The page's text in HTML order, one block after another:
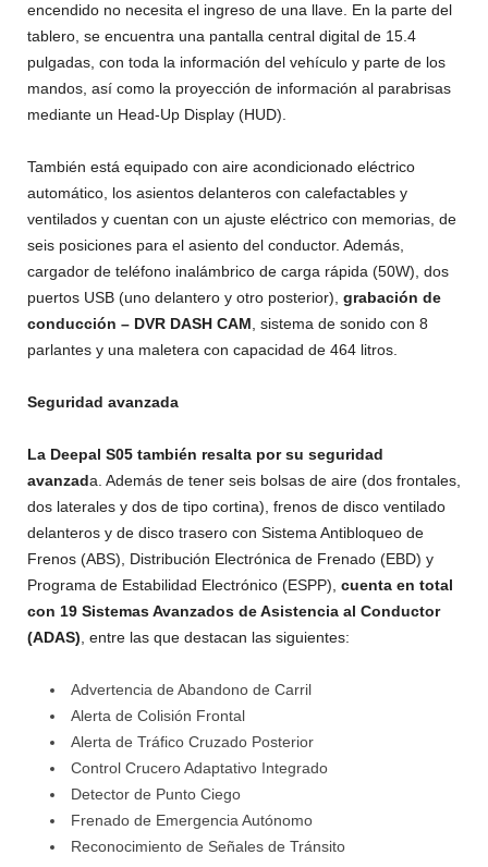
encendido no necesita el ingreso de una llave. En la parte del
tablero, se encuentra una pantalla central digital de 15.4
pulgadas, con toda la información del vehículo y parte de los
mandos, así como la proyección de información al parabrisas
mediante un Head-Up Display (HUD).
También está equipado con aire acondicionado eléctrico
automático, los asientos delanteros con calefactables y
ventilados y cuentan con un ajuste eléctrico con memorias, de
seis posiciones para el asiento del conductor. Además,
cargador de teléfono inalámbrico de carga rápida (50W), dos
puertos USB (uno delantero y otro posterior), grabación de
conducción – DVR DASH CAM, sistema de sonido con 8
parlantes y una maletera con capacidad de 464 litros.
Seguridad avanzada
La Deepal S05 también resalta por su seguridad
avanzada. Además de tener seis bolsas de aire (dos frontales,
dos laterales y dos de tipo cortina), frenos de disco ventilado
delanteros y de disco trasero con Sistema Antibloqueo de
Frenos (ABS), Distribución Electrónica de Frenado (EBD) y
Programa de Estabilidad Electrónico (ESPP), cuenta en total
con 19 Sistemas Avanzados de Asistencia al Conductor
(ADAS), entre las que destacan las siguientes:
Advertencia de Abandono de Carril
Alerta de Colisión Frontal
Alerta de Tráfico Cruzado Posterior
Control Crucero Adaptativo Integrado
Detector de Punto Ciego
Frenado de Emergencia Autónomo
Reconocimiento de Señales de Tránsito